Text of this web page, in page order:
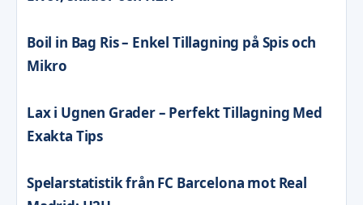
Boil in Bag Ris – Enkel Tillagning på Spis och
Mikro
Lax i Ugnen Grader – Perfekt Tillagning Med
Exakta Tips
Spelarstatistik från FC Barcelona mot Real